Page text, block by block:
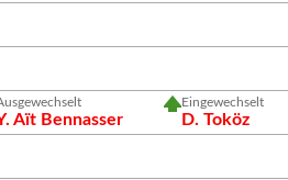
Aït Bennasser
Eingewechselt
D. Toköz